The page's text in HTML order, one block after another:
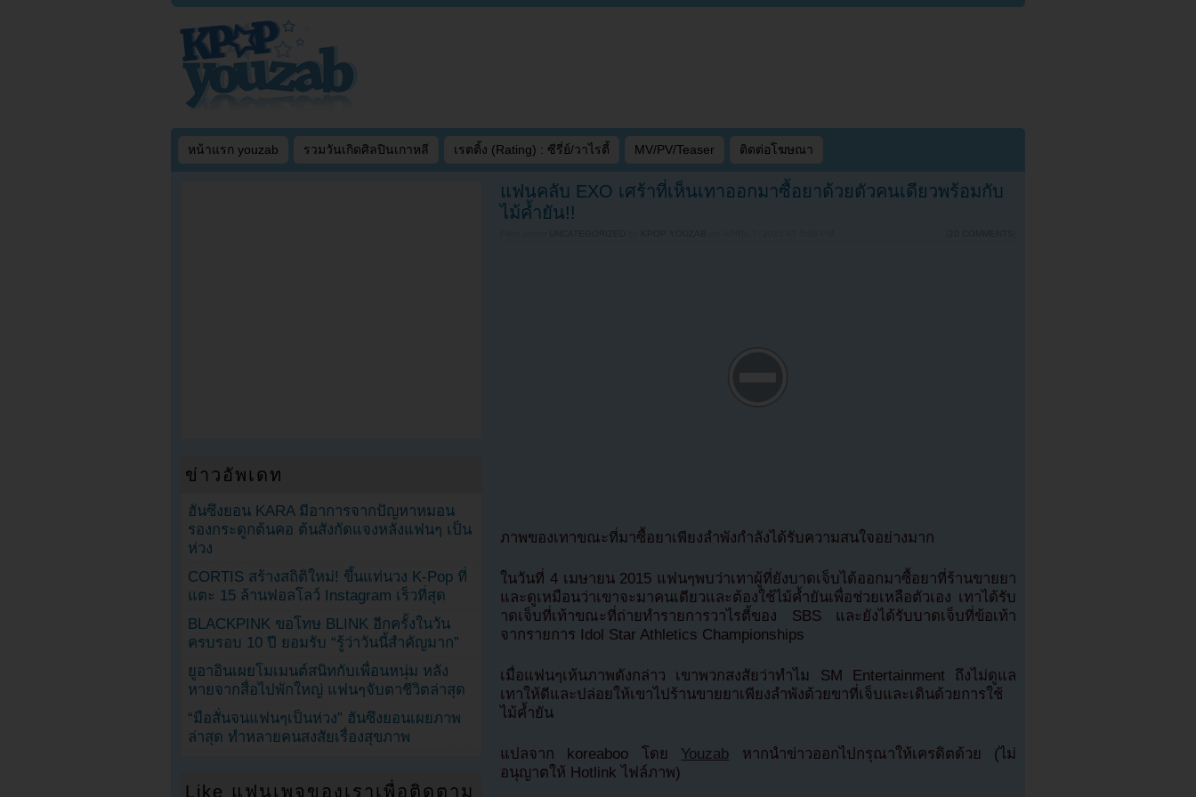
หน้าแรก youzab รวมวันเกิดศิลปินเกาหลี เรตติ้ง (Rating) : ซีรี่ย์/วาไรตี้ MV/PV/Teaser ติดต่อโฆษณา
แฟนคลับ EXO เศร้าที่เห็นเทาออกมาซื้อยาด้วยตัวคนเดียวพร้อมกับ
ไม้ค้ำยัน!!
UNCATEGORIZED KPOP YOUZAB 20 COMMENTS
ภาพของเทาขณะที่มาซื้อยาเพียงลำพังกำลังได้รับความสนใจอย่างมาก
ในวันที่ 4 เมษายน 2015 แฟนๆพบว่าเทาผู้ที่ยังบาดเจ็บได้ออกมาซื้อยาที่ร้านขายยา
และดูเหมือนว่าเขาจะมาคนเดียวและต้องใช้ไม้ค้ำยันเพื่อช่วยเหลือตัวเอง เทาได้รับ
าดเจ็บที่เท้าขณะที่ถ่ายทำรายการวาไรตี้ของ SBS และยังได้รับบาดเจ็บที่ข้อเท้า
จากรายการ Idol Star Athletics Championships
เมื่อแฟนๆเห้นภาพดังกล่าว เขาพวกสงสัยว่าทำไม SM Entertainment ถึงไม่ดูแล
เทาให้ดีและปล่อยให้เขาไปร้านขายยาเพียงลำพังด้วยขาที่เจ็บและเดินด้วยการใช้
ไม้ค้ำยัน
แปลจาก koreaboo โดย Youzab หากนำข่าวออกไปกรุณาให้เครดิตด้วย (ไม่
อนุญาตให้ Hotlink ไฟล์ภาพ)
ข่าวอัพเดท
ฮันซึงยอน KARA มีอาการจากปัญหาหมอน
รองกระดูกต้นคอ ต้นสังกัดแจงหลังแฟนๆ เป็น
ห่วง
CORTIS สร้างสถิติใหม่! ขึ้นแท่นวง K-Pop ที่
แตะ 15 ล้านฟอลโลว์ Instagram เร็วที่สุด
BLACKPINK ขอโทษ BLINK อีกครั้งในวัน
ครบรอบ 10 ปี ยอมรับ “รู้ว่าวันนี้สำคัญมาก”
ยูอาอินเผยโมเมนต์สนิทกับเพื่อนหนุ่ม หลัง
หายจากสื่อไปพักใหญ่ แฟนๆจับตาชีวิตล่าสุด
“มือสั่นจนแฟนๆเป็นห่วง” ฮันซึงยอนเผยภาพ
ล่าสุด ทำหลายคนสงสัยเรื่องสุขภาพ
Like แฟนเพจของเราเพื่อติดตาม